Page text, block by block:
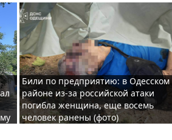
Били по предприятию: в Одесском
районе из-за российской атаки
погибла женщина, еще восемь
человек ранены (фото)